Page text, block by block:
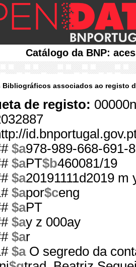
Catálogo da BNP:
Bibliográficos associados ao registo
de registo:
$a978-989-668-691-8
$aPT$b460081/19
$a20191111d2019 m
$apor$ceng
$aPT
$ay z 000ay
$ar
$aO segredo da